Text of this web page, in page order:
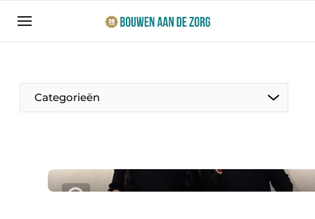
Aanmelden
Bedrijven
Bouwen aan de Zorg | Vakblad over bouw en
Direct contact
Categorieën
Productinformatie